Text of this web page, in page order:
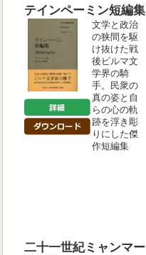
テインペーミン短編集
文学と政治
の狭間を駆
け抜けた戦
後ビルマ文
学界の騎
手。民衆の
真の姿と自
らの心の軌
跡を浮き彫
りにした傑
作短編集
二十一世紀ミャンマー